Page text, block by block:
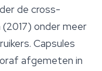
de cross-
onder meer
Capsules
afgemeten in